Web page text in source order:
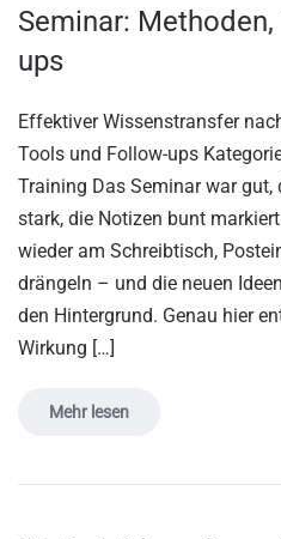
Seminar:
ups
Effektiver Wissenstransfer
Tools und Follow-ups
Training Das Seminar war gut,
stark, die Notizen bunt
wieder am Schreibtisch,
drängeln – und die neuen
den Hintergrund. Genau hier
Wirkung […]
Mehr lesen